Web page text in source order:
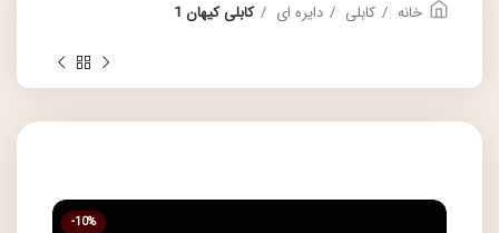
خانه کابلی دایره ای کابلی کیهان 1
-10%